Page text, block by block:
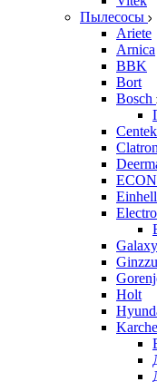
Пылесосы
Ariete
Arnica
BBK
Bort
Bosch
Centek
ECON
Einhell
Galaxy
Ginzzu
Holt